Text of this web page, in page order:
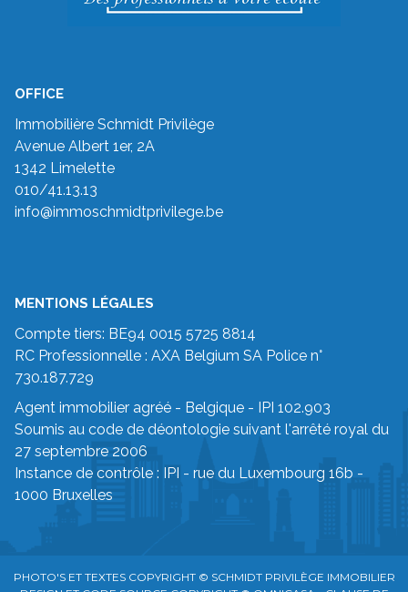
OFFICE
Immobilière Schmidt Privilège
Avenue Albert 1er, 2A
1342 Limelette
010/41.13.13
info@immoschmidtprivilege.be
MENTIONS LÉGALES
Compte tiers: BE94 0015 5725 8814
RC Professionnelle : AXA Belgium SA Police n°
730.187.729
Agent immobilier agréé - Belgique - IPI 102.903
Soumis au code de déontologie suivant l'arrêté royal du
27 septembre 2006
Instance de contrôle :
IPI - rue du Luxembourg 16b -
1000 Bruxelles
PHOTO'S ET TEXTES COPYRIGHT © SCHMIDT PRIVILÈGE IMMOBILIER